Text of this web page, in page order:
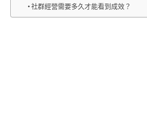
社群經營需要多久才能看到成效？